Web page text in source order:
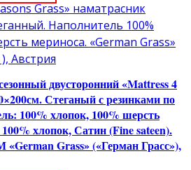
двусторонний «Mattress 4
Стеганый с резинками по
100% хлопок, 100% шерсть
хлопок, Сатин (Fine sateen).
Grass» («Герман Грасс»),